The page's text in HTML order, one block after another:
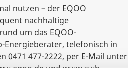
nutzen – der EQOO
nachhaltige
um das EQOO-
Energieberater, telefonisch in
0471 477-2222, per E-Mail unter
und www.swb-